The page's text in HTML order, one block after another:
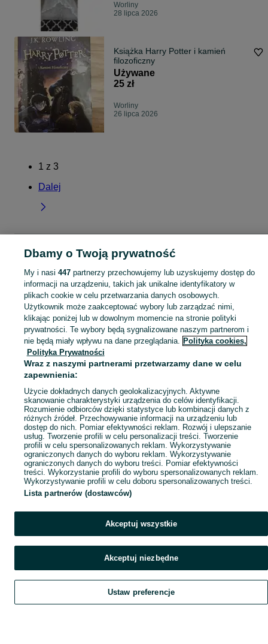
Worliny
28 lipca 2026
Książka Harry Potter i kamień
filozoficzny
Używane
25 zł
Worliny
26 lipca 2026
1 z 3
Dalej
Strona główna Warmińsko-mazurskie Worliny
KATEGORIA
Skorzystaj z największego serwisu ogłoszeniowego - Worliny i okolice! Kupuj to, czego pragniesz i sprzedawaj to, czego już nie potrzebujesz! Zobacz
Mapa kategorii
Mapa miejscowości
Szukaj Obserwujesz Dodaj Czat Konto
Dbamy o Twoją prywatność
My i nasi 447partnerzy przechowujemy lub uzyskujemy dostęp do
informacji na urządzeniu, takich jak unikalne identyfikatory w
plikach cookie w celu przetwarzania danych osobowych.
Użytkownik może zaakceptować wybory lub zarządzać nimi,
klikając poniżej lub w dowolnym momencie na stronie polityki
prywatności. Te wybory będą sygnalizowane naszym partnerom i
nie będą miały wpływu na dane przeglądania. Polityka cookies,
Polityka Prywatności
Wraz z naszymi partnerami przetwarzamy dane w celu
zapewnienia:
Użycie dokładnych danych geolokalizacyjnych. Aktywne
skanowanie charakterystyki urządzenia do celów identyfikacji.
Rozumienie odbiorców dzięki statystyce lub kombinacji danych z
różnych źródeł. Przechowywanie informacji na urządzeniu lub
dostęp do nich. Pomiar efektywności reklam. Rozwój i ulepszanie
usług. Tworzenie profili w celu personalizacji treści. Tworzenie
profili w celu spersonalizowanych reklam. Wykorzystywanie
ograniczonych danych do wyboru reklam. Wykorzystywanie
ograniczonych danych do wyboru treści. Pomiar efektywności
treści. Wykorzystanie profili do wyboru spersonalizowanych reklam.
Wykorzystywanie profili w celu doboru spersonalizowanych treści.
Lista partnerów (dostawców)
Akceptuj wszystkie
Akceptuj niezbędne
Ustaw preferencje